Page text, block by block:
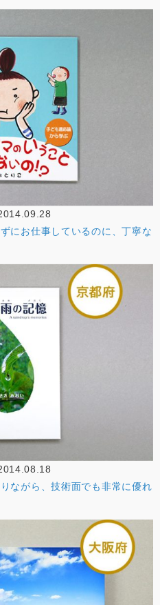
にお仕事しているのに、丁寧な
ながら、技術面でも非常に優れ